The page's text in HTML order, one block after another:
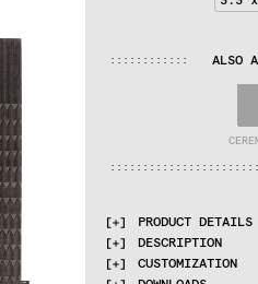
: : : : : : : : : : : : ALSO
: : : : : : : : : : : : : : : : : : : : : : :
PRODUCT DETAILS
MATERIALS
Wool
DESCRIPTION
Proudly made by
CUSTOMIZATION